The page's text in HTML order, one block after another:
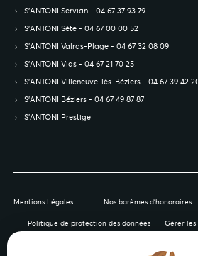
S’ANTONI Servian - 04 67 37 93 79
S’ANTONI Sète - 04 67 00 00 52
S’ANTONI Valras-Plage - 04 67 32 08 09
S’ANTONI Vias - 04 67 21 70 25
S’ANTONI Villeneuve-lès-Béziers - 04 67 39 42
S’ANTONI Béziers - 04 67 49 87 87
S’ANTONI Prestige
Mentions Légales Nos barèmes d'honoraires
Politique de protection des données Gérer les